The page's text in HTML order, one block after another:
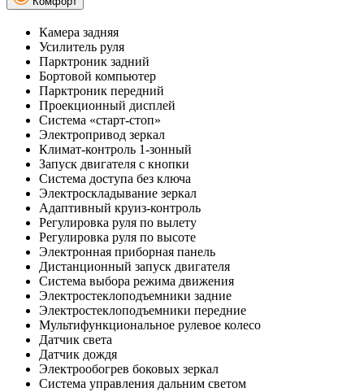
Камера задняя
Усилитель руля
Парктроник задний
Бортовой компьютер
Парктроник передний
Проекционный дисплей
Система «старт-стоп»
Электропривод зеркал
Климат-контроль 1-зонный
Запуск двигателя с кнопки
Система доступа без ключа
Электроскладывание зеркал
Адаптивный круиз-контроль
Регулировка руля по вылету
Регулировка руля по высоте
Электронная приборная панель
Дистанционный запуск двигателя
Система выбора режима движения
Электростеклоподъемники задние
Электростеклоподъемники передние
Мультифункциональное рулевое колесо
Датчик света
Датчик дождя
Электрообогрев боковых зеркал
Система управления дальним светом